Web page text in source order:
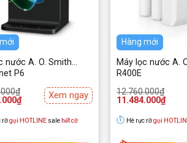
nước A. O. Smith
P6
₫
₫ Xem ngay
rỡgọi HOTLINEsale hết cỡ
Hàng mới
Máy lọc nước A.
R400E
12.760.000₫
Giá
gốc
12.760.000₫.
11.484.000₫
Giá
hiện
là:
11.484.000₫.
Hè rực rỡgọi